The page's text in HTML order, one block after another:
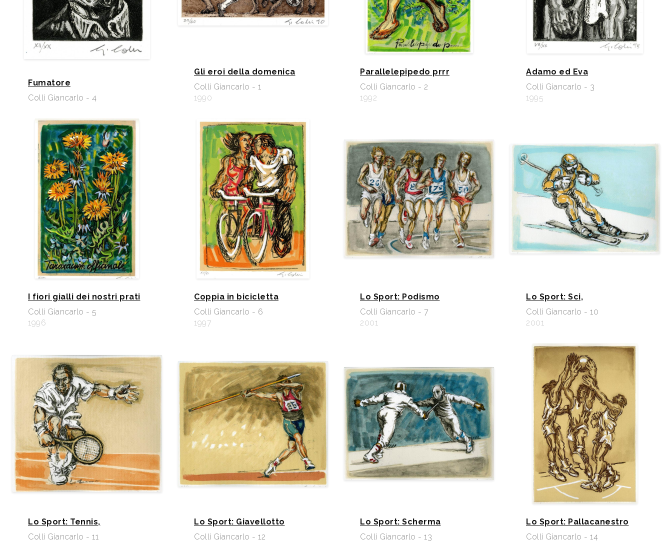
Fumatore
Colli Giancarlo - 4
Gli eroi della domenica
Colli Giancarlo - 1
1990
Parallelepipedo prrr
Colli Giancarlo - 2
1992
Adamo ed Eva
Colli Giancarlo - 3
1995
I fiori gialli dei nostri prati
Colli Giancarlo - 5
1996
Coppia in bicicletta
Colli Giancarlo - 6
1997
Lo Sport: Podismo
Colli Giancarlo - 7
2001
Lo Sport: Sci,
Colli Giancarlo - 10
2001
Lo Sport: Tennis,
Colli Giancarlo - 11
Lo Sport: Giavellotto
Colli Giancarlo - 12
Lo Sport: Scherma
Colli Giancarlo - 13
Lo Sport: Pallacanestro
Colli Giancarlo - 14